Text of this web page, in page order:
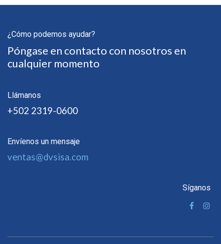
¿Cómo podemos ayudar?
Póngase en contacto con nosotros en
cualquier momento
Llámanos
+502 2319-0600
Envíenos un mensaje
ventas@dvsisa.com
Síganos